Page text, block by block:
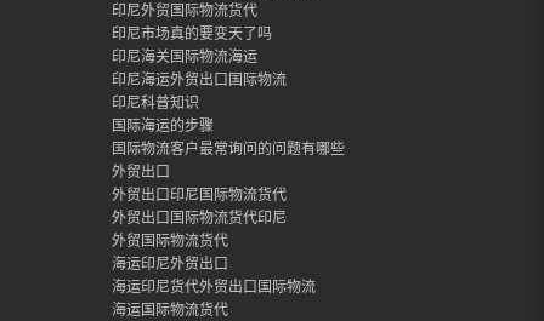
印尼外贸国际物流货代
印尼市场真的要变天了吗
印尼海关国际物流海运
印尼海运外贸出口国际物流
印尼科普知识
国际海运的步骤
国际物流客户最常询问的问题有哪些
外贸出口
外贸出口印尼国际物流货代
外贸出口国际物流货代印尼
外贸国际物流货代
海运印尼外贸出口
海运印尼货代外贸出口国际物流
海运国际物流货代